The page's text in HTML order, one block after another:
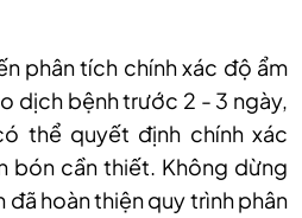
phân tích chính xác độ ẩm
dịch bệnh trước 2 - 3 ngày,
thể quyết định chính xác
bón cần thiết. Không dừng
đã hoàn thiện quy trình phân